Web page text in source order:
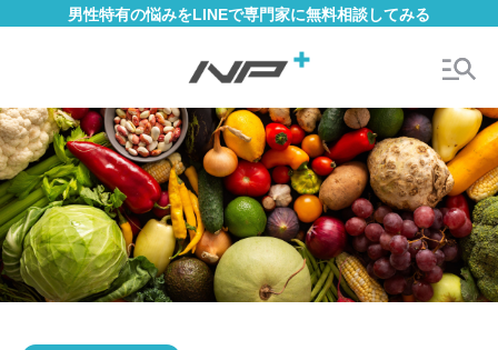
男性特有の悩みをLINEで専門家に無料相談してみる